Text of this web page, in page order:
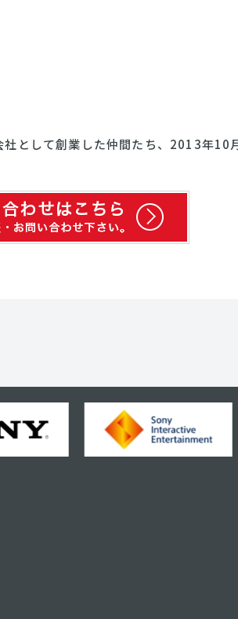
として創業した仲間たち、2013年10